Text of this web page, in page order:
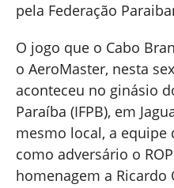
pela Federação
O jogo que o Cabo
o AeroMaster, nesta
aconteceu no ginásio
Paraíba (IFPB), em
mesmo local, a equipe
como adversário o
homenagem a Ricardo